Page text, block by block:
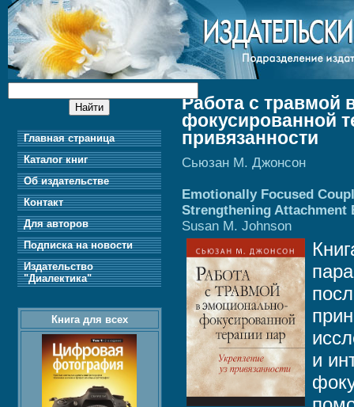
Работа с травмой
фокусированной
привязанности
Сьюзан М. Джонсон
Emotionally Focused
Strengthening Attachment
Susan M. Johnson
и
Главная страница
Каталог книг
Об издательстве
Контакт
Для авторов
Подписка на новости
Издательство
"Диалектика"
Книга для всех